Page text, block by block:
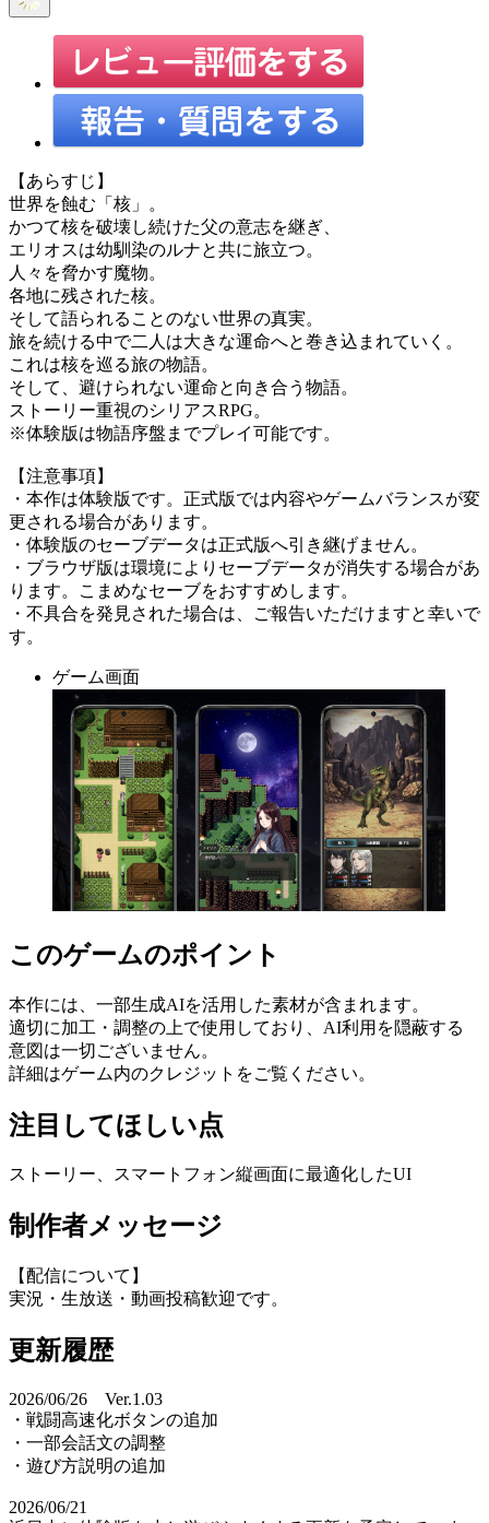
【あらすじ】
世界を蝕む「核」。
かつて核を破壊し続けた父の意志を継ぎ、
エリオスは幼馴染のルナと共に旅立つ。
人々を脅かす魔物。
各地に残された核。
そして語られることのない世界の真実。
旅を続ける中で二人は大きな運命へと巻き込まれていく。
これは核を巡る旅の物語。
そして、避けられない運命と向き合う物語。
ストーリー重視のシリアスRPG。
※体験版は物語序盤までプレイ可能です。
【注意事項】
・本作は体験版です。正式版では内容やゲームバランスが変
更される場合があります。
・体験版のセーブデータは正式版へ引き継げません。
・ブラウザ版は環境によりセーブデータが消失する場合があ
ります。こまめなセーブをおすすめします。
・不具合を発見された場合は、ご報告いただけますと幸いで
す。
ゲーム画面
このゲームのポイント
本作には、一部生成AIを活用した素材が含まれます。
適切に加工・調整の上で使用しており、AI利用を隠蔽する
意図は一切ございません。
詳細はゲーム内のクレジットをご覧ください。
注目してほしい点
ストーリー、スマートフォン縦画面に最適化したUI
制作者メッセージ
【配信について】
実況・生放送・動画投稿歓迎です。
更新履歴
2026/06/26 Ver.1.03
・戦闘高速化ボタンの追加
・一部会話文の調整
・遊び方説明の追加
2026/06/21